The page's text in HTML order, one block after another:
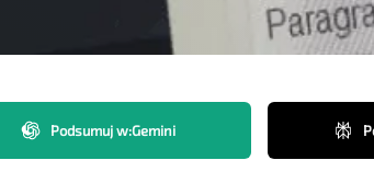
Podsumuj w:Gemini